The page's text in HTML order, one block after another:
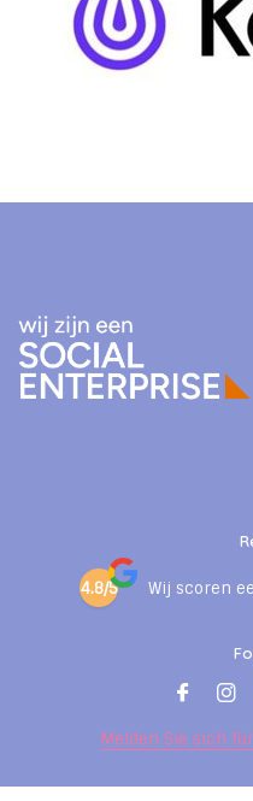
4.8/5 Wij scoren
Melden Sie sich